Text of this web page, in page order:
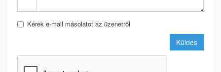
Kérek e-mail másolatot az üzenetről
Küldés